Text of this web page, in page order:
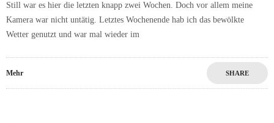
Still war es hier die letzten knapp zwei Wochen. Doch vor allem meine
Kamera war nicht untätig. Letztes Wochenende hab ich das bewölkte
Wetter genutzt und war mal wieder im
Mehr SHARE